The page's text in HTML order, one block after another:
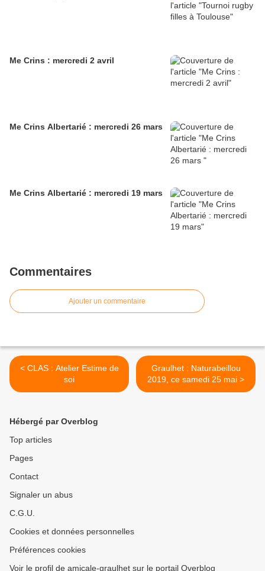
Me Crins : mercredi 2 avril
Me Crins Albertarié : mercredi 26 mars
Me Crins Albertarié : mercredi 19 mars
Commentaires
Ajouter un commentaire
< CLAS : Atelier Estime de
soi
Graulhet : Naturabeillou
2019, ce samedi 25 mai >
Hébergé par Overblog
Top articles
Pages
Contact
Signaler un abus
C.G.U.
Cookies et données personnelles
Préférences cookies
Voir le profil de amicale-graulhet sur le portail Overblog